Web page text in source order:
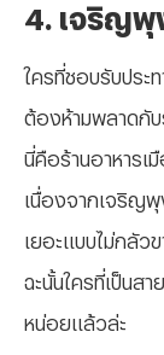
4. เจริญพุ
ใครที่ชอบรับประ
ต้องห้ามพลาดกับ
นี่คือร้านอาหารเ
เนื่องจากเจริญพุ
เยอะแบบไม่กลัว
ฉะนั้นใครที่เป็นส
หน่อยแล้วล่ะ